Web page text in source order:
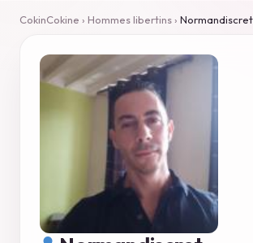
CokinCokine › Hommes libertins› Normandiscret